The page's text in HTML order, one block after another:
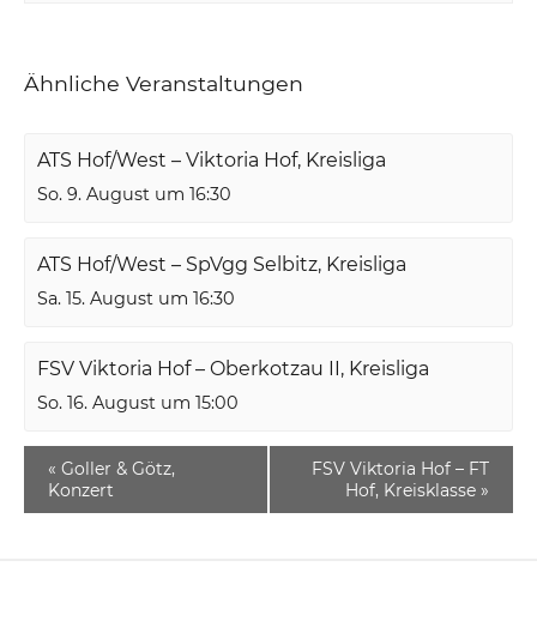
Ähnliche Veranstaltungen
ATS Hof/West – Viktoria Hof, Kreisliga
So. 9. August um 16:30
ATS Hof/West – SpVgg Selbitz, Kreisliga
Sa. 15. August um 16:30
FSV Viktoria Hof – Oberkotzau II, Kreisliga
So. 16. August um 15:00
« Goller & Götz,
Konzert
FSV Viktoria Hof – FT
Hof, Kreisklasse »